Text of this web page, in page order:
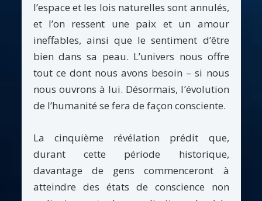
l’espace et les lois naturelles sont annulés,
et l’on ressent une paix et un amour
ineffables, ainsi que le sentiment d’être
bien dans sa peau. L’univers nous offre
tout ce dont nous avons besoin – si nous
nous ouvrons à lui. Désormais, l’évolution
de l’humanité se fera de façon consciente.
La cinquième révélation prédit que,
durant cette période historique,
davantage de gens commenceront à
atteindre des états de conscience non